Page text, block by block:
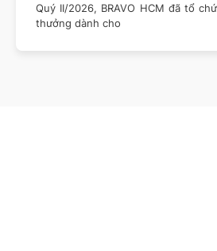
Quý II/2026, BRAVO HCM đã tổ
thưởng dành cho